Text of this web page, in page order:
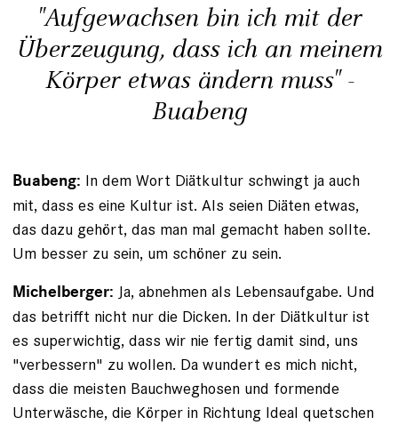
"Aufgewachsen bin ich mit der
Über­zeugung, dass ich an meinem
Körper etwas ändern muss" -
Buabeng
Buabeng: In dem Wort Diätkultur schwingt ja auch
mit, dass es eine Kultur ist. Als seien Diäten etwas,
das dazu gehört, das man mal gemacht haben sollte.
Um besser zu sein, um schöner zu sein.
Michelberger: Ja, abnehmen als Lebensaufgabe. Und
das betrifft nicht nur die Dicken. In der Diätkultur ist
es superwichtig, dass wir nie fertig damit sind, uns
"verbessern" zu wollen. Da wundert es mich nicht,
dass die meisten Bauchweghosen und formende
Unterwäsche, die Körper in Richtung Ideal quetschen